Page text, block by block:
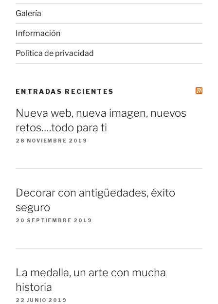
Galería
Información
Política de privacidad
ENTRADAS RECIENTES
Nueva web, nueva imagen, nuevos
retos….todo para ti
28 NOVIEMBRE 2019
Decorar con antigüedades, éxito
seguro
20 SEPTIEMBRE 2019
La medalla, un arte con mucha
historia
22 JUNIO 2019